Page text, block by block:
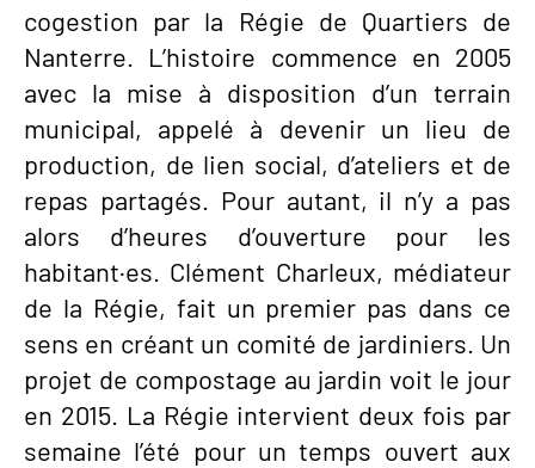
cogestion par la Régie de Quartiers de
Nanterre. L’histoire commence en 2005
avec la mise à disposition d’un terrain
municipal, appelé à devenir un lieu de
production, de lien social, d’ateliers et de
repas partagés. Pour autant, il n’y a pas
alors d’heures d’ouverture pour les
habitant·es. Clément Charleux, médiateur
de la Régie, fait un premier pas dans ce
sens en créant un comité de jardiniers. Un
projet de compostage au jardin voit le jour
en 2015. La Régie intervient deux fois par
semaine l’été pour un temps ouvert aux